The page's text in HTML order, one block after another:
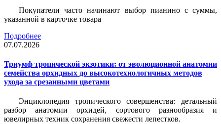
Покупатели часто начинают выбор пианино с суммы,
указанной в карточке товара
Подробнее
07.07.2026
Триумф тропической экзотики: от эволюционной анатомии
семейства орхидных до высокотехнологичных методов
ухода за срезанными цветами
Энциклопедия тропического совершенства: детальный
разбор анатомии орхидей, сортового разнообразия и
ювелирных техник сохранения свежести лепестков.